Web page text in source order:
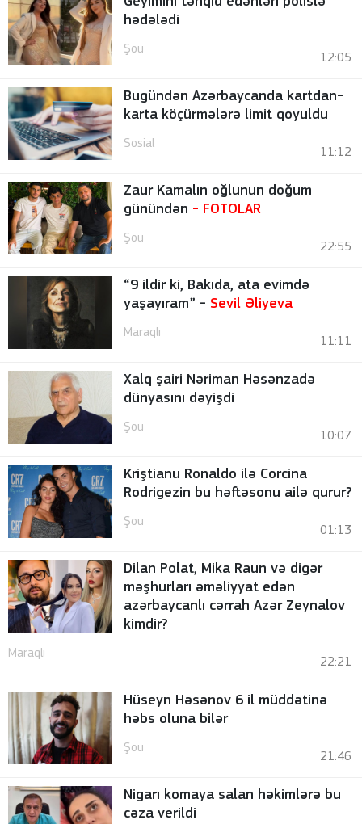
hədələdi
Şou
12:05
Bugündən Azərbaycanda kartdan-
karta köçürmələrə limit qoyuldu
Sosial
11:12
Zaur Kamalın oğlunun doğum
günündən - FOTOLAR
Şou
22:55
“9 ildir ki, Bakıda, ata evimdə
yaşayıram” - Sevil Əliyeva
Maraqlı
11:11
Xalq şairi Nəriman Həsənzadə
dünyasını dəyişdi
Şou
10:07
Kriştianu Ronaldo ilə Corcina
Rodrigezin bu həftəsonu ailə qurur?
Şou
01:13
Dilan Polat, Mika Raun və digər
məşhurları əməliyyat edən
azərbaycanlı cərrah Azər Zeynalov
kimdir?
Maraqlı
22:21
Hüseyn Həsənov 6 il müddətinə
həbs oluna bilər
Şou
21:46
Nigarı komaya salan həkimlərə bu
cəza verildi